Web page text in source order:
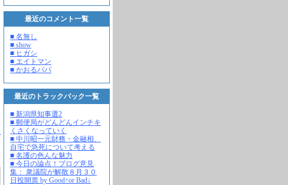
最近のコメント一覧
■ 名無し
■ show
■ ヒガシ
■ エイトマン
■ かおるパパ
最近のトラックバック一覧
■ 新潟県知事選2
■ 郵便局がどんどんインチキ
くさくなっていく
■ 中川昭一元財務・金融相、
自宅で急死について考える
■ 名護の色んな魅力
■ 今日の論点！ブログ意見
集： 衆議院が解散８月３０
日投開票 by Good↑or Bad↓